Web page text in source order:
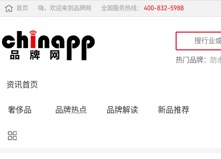
首页 嗨，欢迎来到品牌网 全国服务热线：
热门品牌： 防
资讯首页
奢侈品 品牌热点 品牌解读 新品推荐
品牌黑榜